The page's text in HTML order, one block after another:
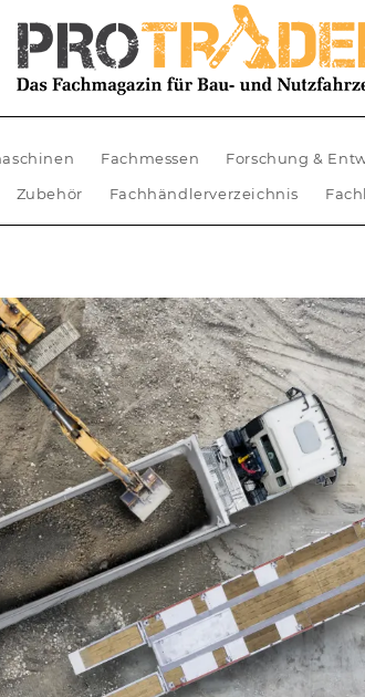
Fachmessen Forschung &
Zubehör Fachhändlerverzeichnis